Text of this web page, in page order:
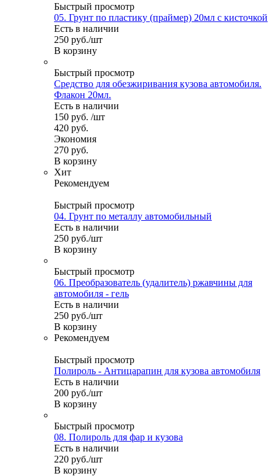
Быстрый просмотр
05. Грунт по пластику (праймер) 20мл с кисточкой
Есть в наличии
250 руб./шт
В корзину
Быстрый просмотр
Средство для обезжиривания кузова автомобиля.
Флакон 20мл.
Есть в наличии
150 руб. /шт
420 руб.
Экономия
270 руб.
В корзину
Хит
Рекомендуем
Быстрый просмотр
04. Грунт по металлу автомобильный
Есть в наличии
250 руб./шт
В корзину
Быстрый просмотр
06. Преобразователь (удалитель) ржавчины для
автомобиля - гель
Есть в наличии
250 руб./шт
В корзину
Рекомендуем
Быстрый просмотр
Полироль - Антицарапин для кузова автомобиля
Есть в наличии
200 руб./шт
В корзину
Быстрый просмотр
08. Полироль для фар и кузова
Есть в наличии
220 руб./шт
В корзину